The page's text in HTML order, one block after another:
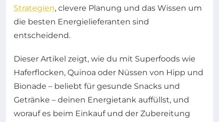
Strategien, clevere Planung und das Wissen um
die besten Energielieferanten sind
entscheidend.
Dieser Artikel zeigt, wie du mit Superfoods wie
Haferflocken, Quinoa oder Nüssen von Hipp und
Bionade – beliebt für gesunde Snacks und
Getränke – deinen Energietank auffüllst, und
worauf es beim Einkauf und der Zubereitung